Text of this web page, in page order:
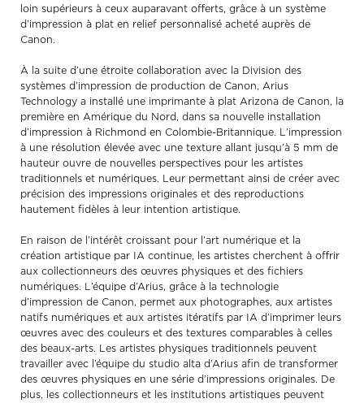
loin supérieurs à ceux auparavant offerts, grâce à un système
d’impression à plat en relief personnalisé acheté auprès de
Canon.
À la suite d’une étroite collaboration avec la Division des
systèmes d’impression de production de Canon, Arius
Technology a installé une imprimante à plat Arizona de Canon, la
première en Amérique du Nord, dans sa nouvelle installation
d’impression à Richmond en Colombie-Britannique. L’impression
à une résolution élevée avec une texture allant jusqu’à 5 mm de
hauteur ouvre de nouvelles perspectives pour les artistes
traditionnels et numériques. Leur permettant ainsi de créer avec
précision des impressions originales et des reproductions
hautement fidèles à leur intention artistique.
En raison de l’intérêt croissant pour l’art numérique et la
création artistique par IA continue, les artistes cherchent à offrir
aux collectionneurs des œuvres physiques et des fichiers
numériques. L’équipe d’Arius, grâce à la technologie
d’impression de Canon, permet aux photographes, aux artistes
natifs numériques et aux artistes itératifs par IA d’imprimer leurs
œuvres avec des couleurs et des textures comparables à celles
des beaux-arts. Les artistes physiques traditionnels peuvent
travailler avec l’équipe du studio alta d’Arius afin de transformer
des œuvres physiques en une série d’impressions originales. De
plus, les collectionneurs et les institutions artistiques peuvent